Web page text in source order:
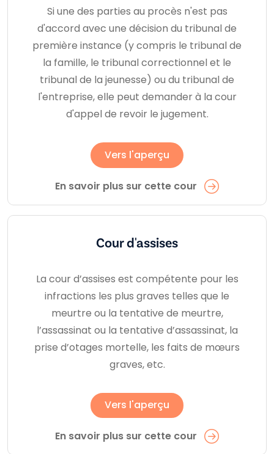
Si une des parties au procès n'est pas
d'accord avec une décision du tribunal de
première instance (y compris le tribunal de
la famille, le tribunal correctionnel et le
tribunal de la jeunesse) ou du tribunal de
l'entreprise, elle peut demander à la cour
d'appel de revoir le jugement.
Vers l'aperçu
En savoir plus sur cette cour
Cour d'assises
La cour d’assises est compétente pour les
infractions les plus graves telles que le
meurtre ou la tentative de meurtre,
l’assassinat ou la tentative d’assassinat, la
prise d’otages mortelle, les faits de mœurs
graves, etc.
Vers l'aperçu
En savoir plus sur cette cour